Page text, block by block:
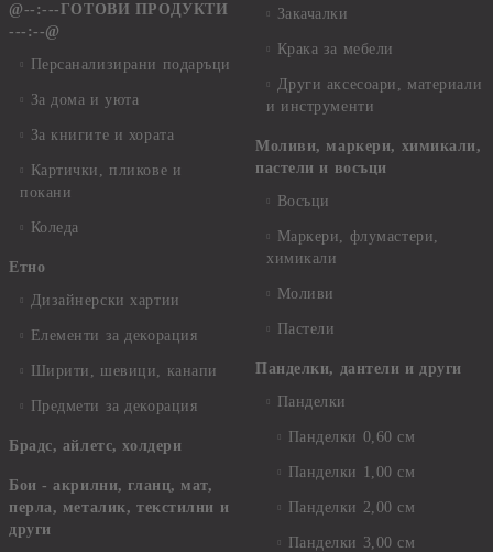
@--:---ГОТОВИ ПРОДУКТИ
---:--@
Персанализирани подаръци
За дома и уюта
За книгите и хората
Картички, пликове и
покани
Коледа
Етно
Дизайнерски хартии
Елементи за декорация
Ширити, шевици, канапи
Предмети за декорация
Брадс, айлетс, холдери
Бои - акрилни, гланц, мат,
перла, металик, текстилни и
други
Закачалки
Крака за мебели
Други аксесоари, материали
и инструменти
Моливи, маркери, химикали,
пастели и восъци
Восъци
Маркери, флумастери,
химикали
Моливи
Пастели
Панделки, дантели и други
Панделки
Панделки 0,60 см
Панделки 1,00 см
Панделки 2,00 см
Панделки 3,00 см